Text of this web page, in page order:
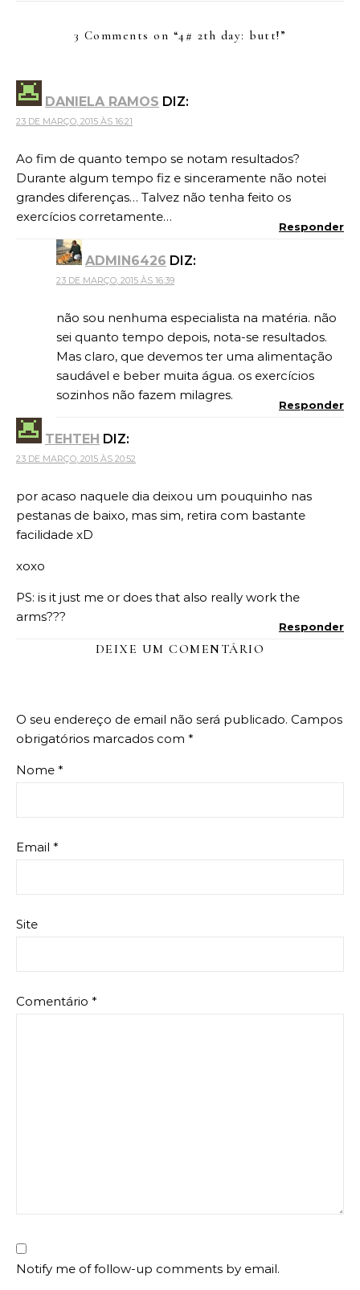
3 Comments on “4# 2th day: butt!”
DANIELA RAMOS DIZ:
23 DE MARÇO, 2015 ÀS 16:21
Ao fim de quanto tempo se notam resultados?
Durante algum tempo fiz e sinceramente não notei
grandes diferenças… Talvez não tenha feito os
exercícios corretamente…
Responder
ADMIN6426 DIZ:
23 DE MARÇO, 2015 ÀS 16:39
não sou nenhuma especialista na matéria. não
sei quanto tempo depois, nota-se resultados.
Mas claro, que devemos ter uma alimentação
saudável e beber muita água. os exercícios
sozinhos não fazem milagres.
Responder
TEHTEH DIZ:
23 DE MARÇO, 2015 ÀS 20:52
por acaso naquele dia deixou um pouquinho nas
pestanas de baixo, mas sim, retira com bastante
facilidade xD
xoxo
PS: is it just me or does that also really work the
arms???
Responder
DEIXE UM COMENTÁRIO
O seu endereço de email não será publicado. Campos
obrigatórios marcados com *
Nome *
Email *
Site
Comentário *
Notify me of follow-up comments by email.